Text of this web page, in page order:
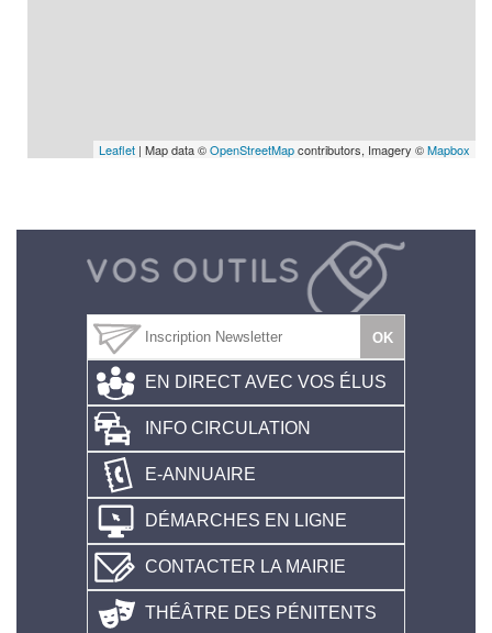
Leaflet | Map data ©OpenStreetMapcontributors, Imagery ©Mapbox
EN DIRECT AVEC VOS ÉLUS
INFO CIRCULATION
E-ANNUAIRE
DÉMARCHES EN LIGNE
CONTACTER LA MAIRIE
THÉÂTRE DES PÉNITENTS